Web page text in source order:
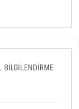
BİLGİLENDİRME